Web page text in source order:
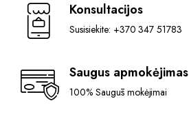
Konsultacijos
Susisiekite: +370 347 51783
Saugus apmokėjimas
100% Saugūs mokėjimai